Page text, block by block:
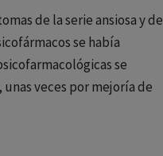
de la serie ansiosa y de
se había
se
veces por mejoría de